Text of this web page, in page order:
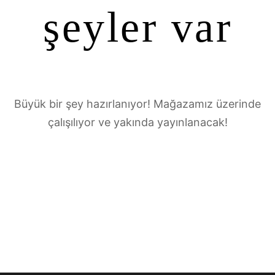
şeyler var
Büyük bir şey hazırlanıyor! Mağazamız üzerinde
çalışılıyor ve yakında yayınlanacak!